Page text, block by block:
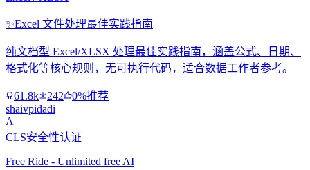
✨Excel 文件处理最佳实践指南
纯文档型 Excel/XLSX 处理最佳实践指南，涵盖公式、日期、
格式化等核心规则，无可执行代码，适合数据工作者参考。
61.8k 242
0%推荐
shaivpidadi
A
CLS安全性认证
Free Ride - Unlimited free AI